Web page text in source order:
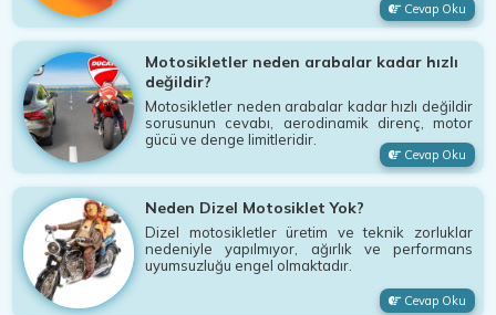
Cevap Oku
Motosikletler neden arabalar kadar hızlı
değildir?
Motosikletler neden arabalar kadar hızlı değildir
sorusunun cevabı, aerodinamik direnç, motor
gücü ve denge limitleridir.
Cevap Oku
Neden Dizel Motosiklet Yok?
Dizel motosikletler üretim ve teknik zorluklar
nedeniyle yapılmıyor, ağırlık ve performans
uyumsuzluğu engel olmaktadır.
Cevap Oku